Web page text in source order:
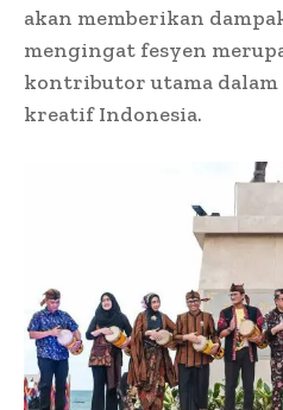
akan memberikan
mengingat fesyen
kontributor utama dalam
kreatif Indonesia.